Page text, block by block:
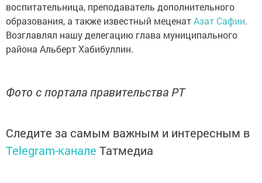
воспитательница, преподаватель дополнительного
образования, а также известный меценатАзат Сафин.
Возглавлял нашу делегацию глава муниципального
района Альберт Хабибуллин.
Фото с портала правительства РТ
Следите за самым важным и интересным в
Telegram-канале Татмедиа